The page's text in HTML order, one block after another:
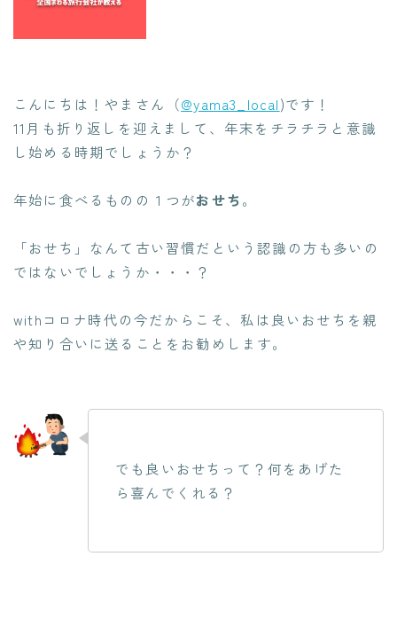
こんにちは！やまさん（@yama3_local)です！
11月も折り返しを迎えまして、年末をチラチラと意識
し始める時期でしょうか？
年始に食べるものの１つがおせち。
「おせち」なんて古い習慣だという認識の方も多いの
ではないでしょうか・・・？
withコロナ時代の今だからこそ、私は良いおせちを親
や知り合いに送ることをお勧めします。
でも良いおせちって？何をあげた
ら喜んでくれる？